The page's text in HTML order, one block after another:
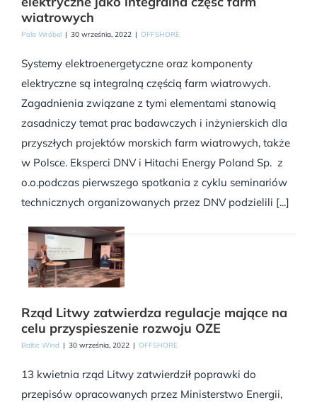
wiatrowych
Pola Wróbel | 30 września, 2022 | OFFSHORE
Systemy elektroenergetyczne oraz komponenty
elektryczne są integralną częścią farm wiatrowych.
Zagadnienia związane z tymi elementami stanowią
zasadniczy temat prac badawczych i inżynierskich dla
przyszłych projektów morskich farm wiatrowych, także
w Polsce. Eksperci DNV i Hitachi Energy Poland Sp. z
o.o.podczas pierwszego spotkania z cyklu seminariów
technicznych organizowanych przez DNV podzielili [...]
Rząd Litwy zatwierdza regulacje mające na
celu przyspieszenie rozwoju OZE
Baltic Wind | 30 września, 2022 | OFFSHORE
13 kwietnia rząd Litwy zatwierdził poprawki do
przepisów opracowanych przez Ministerstwo Energii,